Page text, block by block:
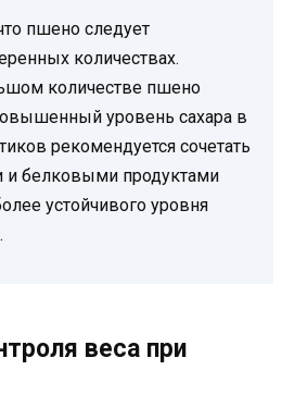
пшено следует
количествах.
количестве пшено
уровень сахара в
рекомендуется сочетать
белковыми продуктами
устойчивого уровня
веса при